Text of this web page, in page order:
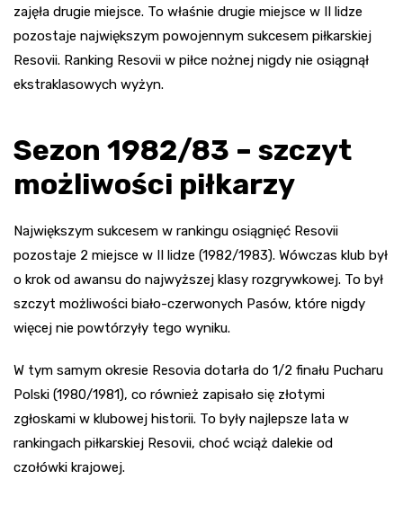
zajęła drugie miejsce. To właśnie drugie miejsce w II lidze
pozostaje największym powojennym sukcesem piłkarskiej
Resovii. Ranking Resovii w piłce nożnej nigdy nie osiągnął
ekstraklasowych wyżyn.
Sezon 1982/83 – szczyt
możliwości piłkarzy
Największym sukcesem w rankingu osiągnięć Resovii
pozostaje 2 miejsce w II lidze (1982/1983). Wówczas klub był
o krok od awansu do najwyższej klasy rozgrywkowej. To był
szczyt możliwości biało-czerwonych Pasów, które nigdy
więcej nie powtórzyły tego wyniku.
W tym samym okresie Resovia dotarła do 1/2 finału Pucharu
Polski (1980/1981), co również zapisało się złotymi
zgłoskami w klubowej historii. To były najlepsze lata w
rankingach piłkarskiej Resovii, choć wciąż dalekie od
czołówki krajowej.